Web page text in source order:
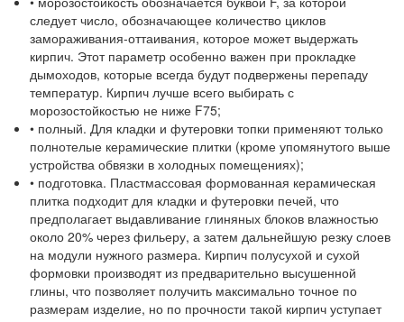
следует число, обозначающее количество циклов
замораживания-оттаивания, которое может выдержать
кирпич. Этот параметр особенно важен при прокладке
дымоходов, которые всегда будут подвержены перепаду
температур. Кирпич лучше всего выбирать с
морозостойкостью не ниже F75;
• полный. Для кладки и футеровки топки применяют только
полнотелые керамические плитки (кроме упомянутого выше
устройства обвязки в холодных помещениях);
• подготовка. Пластмассовая формованная керамическая
плитка подходит для кладки и футеровки печей, что
предполагает выдавливание глиняных блоков влажностью
около 20% через фильеру, а затем дальнейшую резку слоев
на модули нужного размера. Кирпич полусухой и сухой
формовки производят из предварительно высушенной
глины, что позволяет получить максимально точное по
размерам изделие, но по прочности такой кирпич уступает